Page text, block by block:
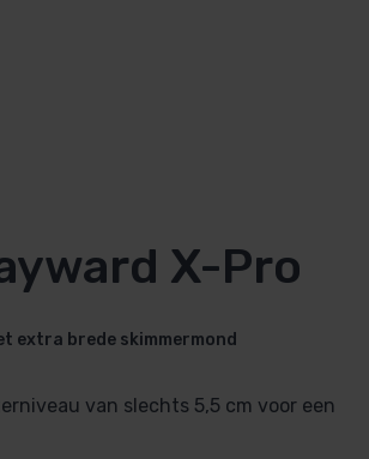
X-Pro
extra brede skimmermond
van slechts 5,5 cm voor een